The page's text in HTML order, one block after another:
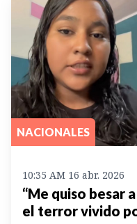
NACIONALES
10:35 AM 16 abr. 2026
“Me quiso besar
el terror vivido